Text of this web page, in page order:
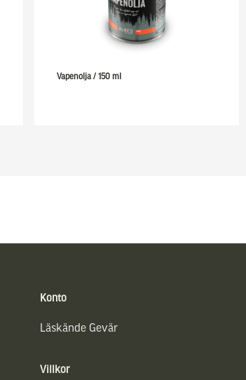
Vapenolja / 150 ml
Konto
Läskände Gevär
Villkor